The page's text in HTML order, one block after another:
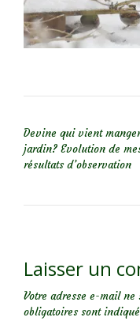
Devine qui vient
jardin? Evolution de
résultats d’observation
Laisser un
Votre adresse e-mail ne
obligatoires sont